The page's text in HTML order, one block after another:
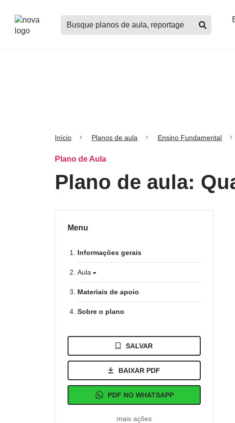
Buscar
planos
Início Planos de aula Ensino Fundamental
Plano de Aula
Plano de aula:
Menu
Informações gerais
Aula
Materiais de apoio
Sobre o plano
SALVAR
BAIXAR PDF
PDF NO WHATSAPP
mais ações